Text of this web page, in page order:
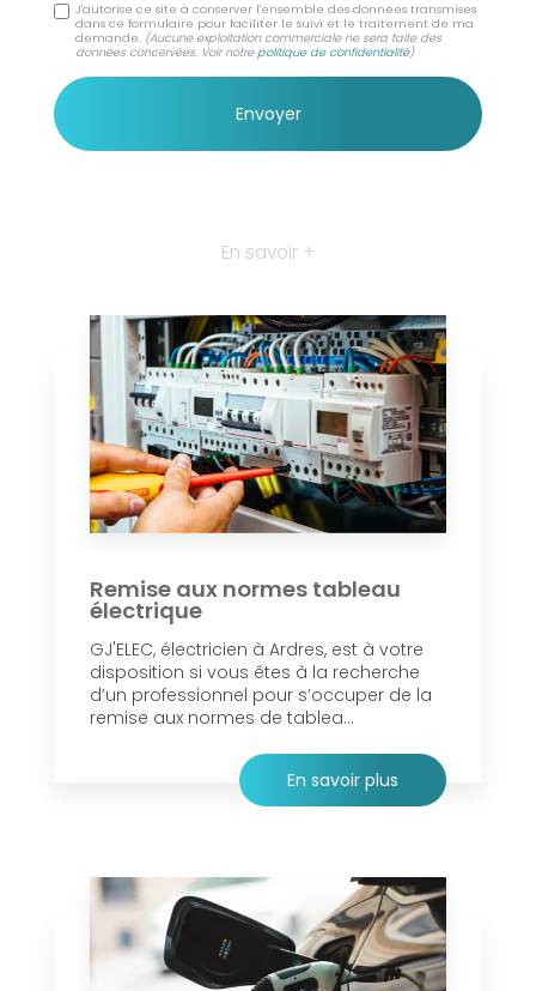
J'autorise ce site à conserver l'ensemble des données transmises
dans ce formulaire pour faciliter le suivi et le traitement de ma
demande. (Aucune exploitation commerciale ne sera faite des
données concervées. Voir notrepolitique de confidentialité)
En savoir +
Remise aux normes tableau
électrique
GJ'ELEC, électricien à Ardres, est à votre
disposition si vous êtes à la recherche
d’un professionnel pour s’occuper de la
remise aux normes de tablea...
En savoir plus